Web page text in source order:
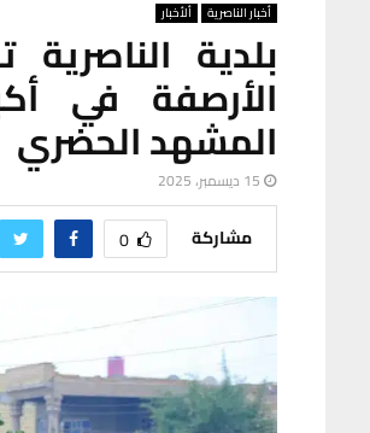
أخبار الناصرية ألأخبار
بلدية
الأرصفة في
المشهد الحضري
15 ديسمبر، 2025
مشاركة 0